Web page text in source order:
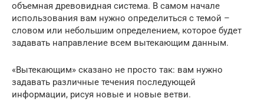
объемная древовидная система. В самом начале
использования вам нужно определиться с темой –
словом или небольшим определением, которое будет
задавать направление всем вытекающим данным.
«Вытекающим» сказано не просто так: вам нужно
задавать различные течения последующей
информации, рисуя новые и новые ветви.